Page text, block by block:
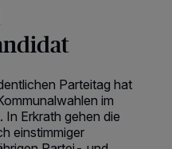
Parteitag hat
im
Erkrath gehen die
einstimmiger
und greifen auf
oder eindeutige
von OK aktivieren Sie
und unsere Partner
aufgeführten
sind manche Inhalte und